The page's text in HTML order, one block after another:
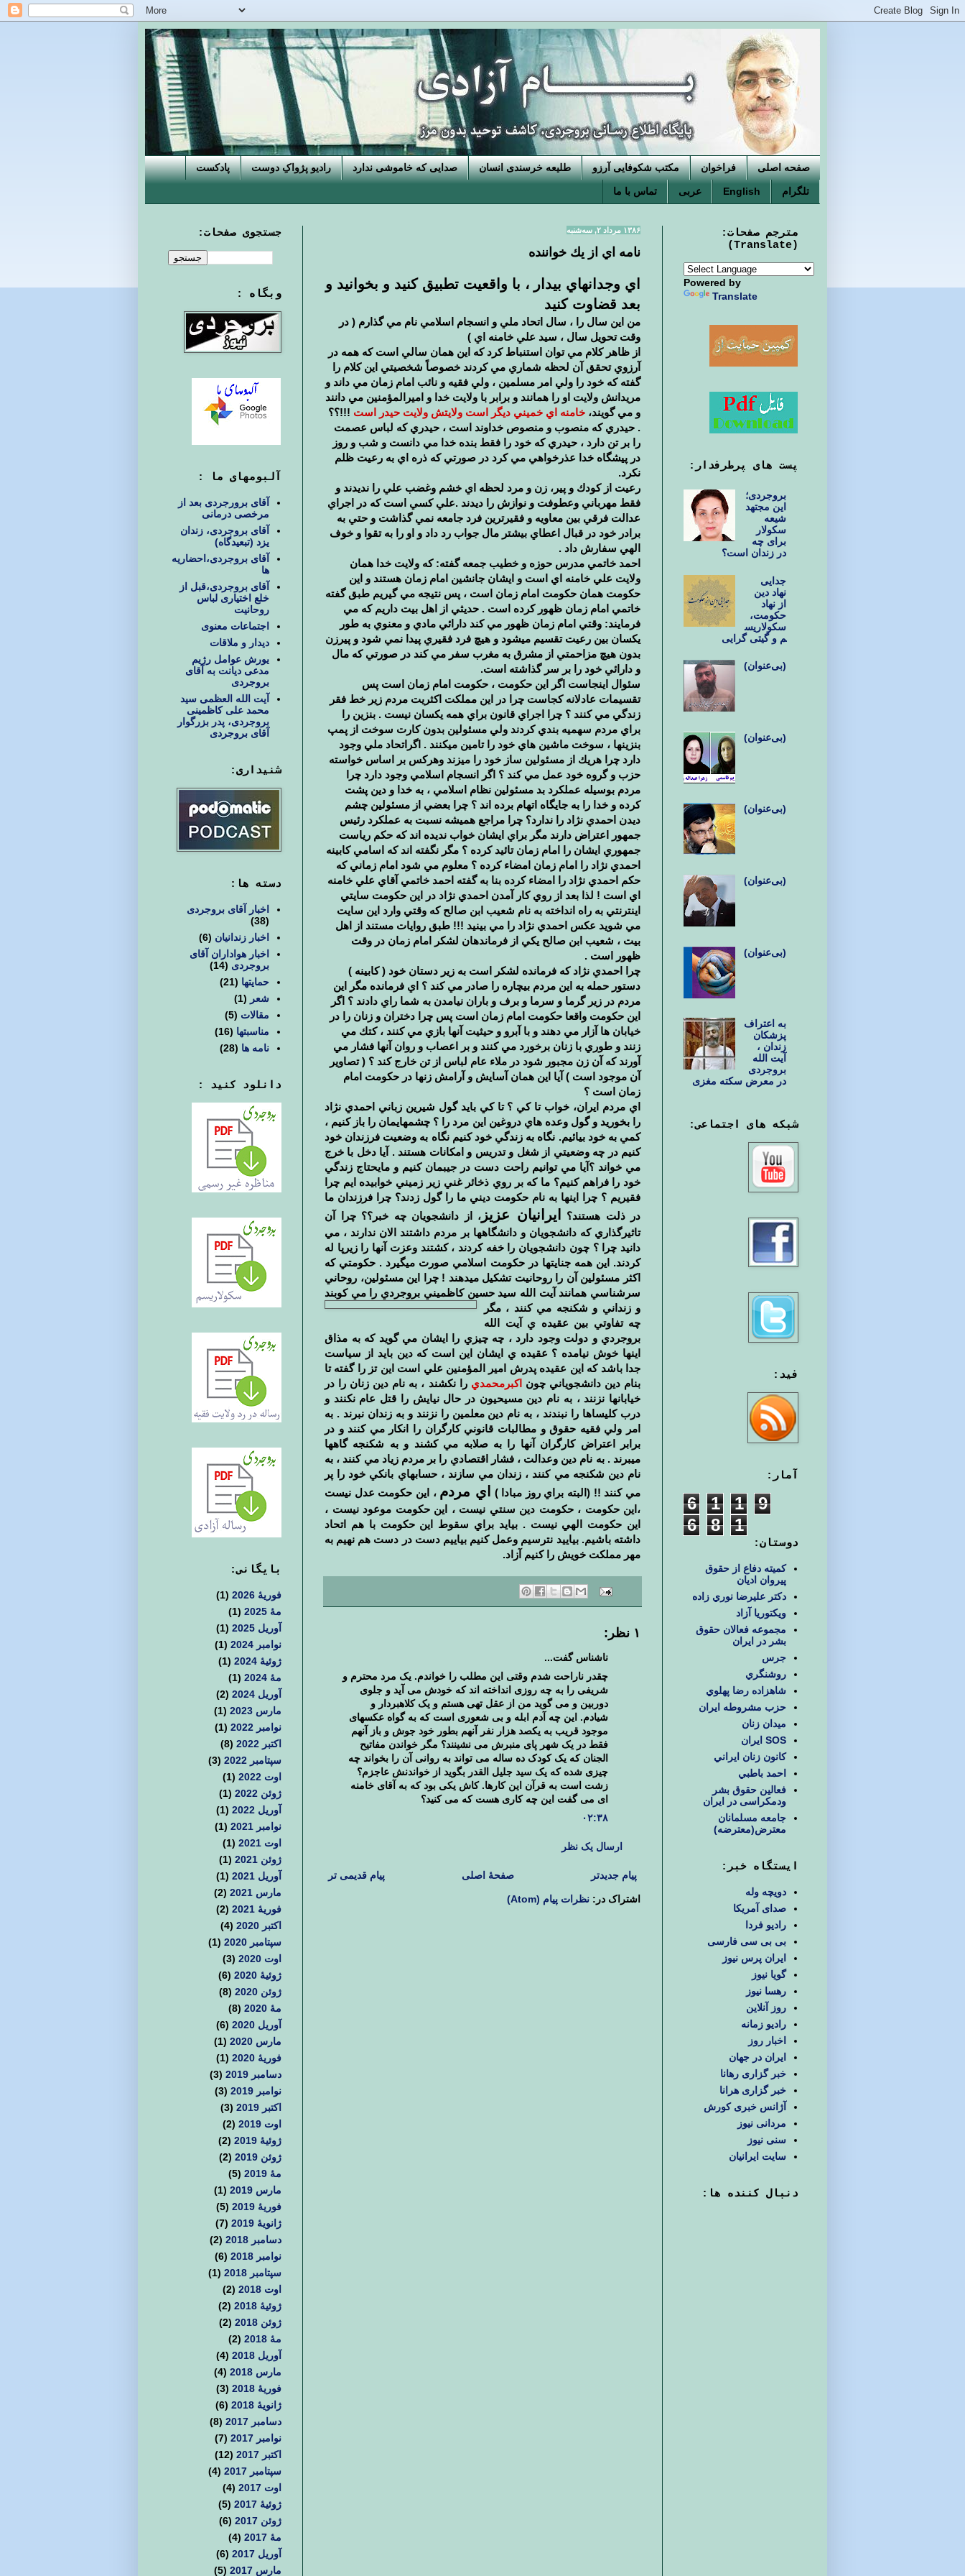
صفحه اصلی فراخوان مکتب شکوفایی آرزو طلیعه خرسندی انسان صدایی که خاموشی ندارد رادیو پژواکِ دوست پادکست
تلگرام English عربی تماس با ما
۱۳۸۶ مرداد ۲, سه‌شنبه
نامه اي از يك خواننده
اي وجدانهاي بيدار ، با واقعيت تطبيق كنيد و بخوانيد و
بعد قضاوت كنيد
من اين سال را ، سال اتحاد ملي و انسجام اسلامي نام مي گذارم ( در
وقت تحويل سال ، سيد علي خامنه اي )
از ظاهر كلام مي توان استنباط كرد كه اين همان سالي است كه همه در
آرزوي تحقق آن لحظه شماري مي كردند خصوصاً شخصيتي اين كلام را
گفته كه خود را ولي امر مسلمين ، ولي فقيه و نائب امام زمان مي داند و
مريدانش ولايت او را همانند و برابر با ولايت خدا و اميرالمؤمنين مي دانند
و مي گويند، خامنه اي خميني ديگر است ولايتش ولايت حيدر است !!!؟؟
. حيدري كه منصوب و منصوص خداوند است ، حيدري كه لباس عصمت
را بر تن دارد ، حيدري كه خود را فقط بنده خدا مي دانست و شب و روز
در پيشگاه خدا عذرخواهي مي كرد در صورتي كه ذره اي به رعيت ظلم
نكرد.
رعيت از كودك و پير، زن و مرد لحظه اي خشم وغضب علي را نديدند و
فقط مهرباني وعطوفت و نوازش را ديدند .علي كسي است كه در اجراي
عدالت فرقي بين معاويه و فقيرترين فرد جامعه نمي گذاشت و حتي به
برادر خود در قبال اعطاي بيشتر مال جواب رد داد و او را به تقوا و خوف
الهي سفارش داد .
احمد خاتمي مدرس حوزه و خطيب جمعه گفته: كه ولايت خدا همان
ولايت علي خامنه اي است و ايشان جانشين امام زمان هستند و اين
حكومت همان حكومت امام زمان است ، پس نتيجه مي گيريم طبق گفته
خاتمي امام زمان ظهور كرده است . حديثي از اهل بيت داريم كه مي
فرمايند: وقتي امام زمان ظهور مي كند دارائي مادي و معنوي به طور
يكسان بين رعيت تقسيم ميشود و هيچ فرد فقيري پيدا نمي شود و پيرزن
بدون هيچ مزاحمتي از مشرق به مغرب سفر مي كند در صورتي كه مال
و دارائي خود را بر سر گذاشته است.
سئوال اينجاست اگر اين حكومت ، حكومت امام زمان است پس
تقسيمات عادلانه كجاست چرا در اين مملكت اكثريت مردم زير خط فقر
زندگي مي كنند ؟ چرا اجراي قانون براي همه يكسان نيست . بنزين را
براي مردم سهميه بندي كردند ولي مسئولين بدون كارت سوخت از پمپ
بنزينها ، سوخت ماشين هاي خود را تامين ميكنند . اگراتحاد ملي وجود
دارد چرا هريك از مسئولين ساز خود را ميزند وهركس بر اساس خواسته
حزب و گروه خود عمل مي كند ؟ اگر انسجام اسلامي وجود دارد چرا
مردم بوسيله عملكرد بد مسئولين نظام اسلامي ،‌ به خدا و دين پشت
كرده و خدا را به جايگاه اتهام برده اند ؟ چرا بعضي از مسئولين چشم
ديدن احمدي نژاد را ندارد؟ چرا مراجع هميشه نسبت به عملكرد رئيس
جمهور اعتراض دارند مگر براي ايشان خواب نديده اند كه حكم رياست
جمهوري ايشان را امام زمان تائيد كرده ؟ مگر نگفته اند كه اسامي كابينه
احمدي نژاد را امام زمان امضاء كرده ؟ معلوم مي شود امام زماني كه
حكم احمدي نژاد را امضاء كرده بنا به گفته احمد خاتمي آقاي علي خامنه
اي است ! لذا بعد از روي كار آمدن احمدي نژاد در اين حكومت سايتي
اينترنتي به راه انداخته به نام شعيب ابن صالح كه وقتي وارد اين سايت
مي شويد عكس احمدي نژاد را مي بينيد !!! طبق روايات مستند از اهل
بيت ، شعيب ابن صالح يكي از فرماندهان لشكر امام زمان در وقت
ظهور است .
چرا احمدي نژاد كه فرمانده لشكر است به زير دستان خود ( كابينه )
دستور حمله به اين مردم بيچاره را صادر مي كند ؟ اي فرمانده مگر اين
مردم در زير گرما و سرما و برف و باران نيامدن به شما راي دادند ؟ اگر
اين حكومت واقعا حكومت امام زمان است پس چرا دختران و زنان را در
خيابان ها آزار مي دهند و با آبرو و حيثيت آنها بازي مي كنند ، كتك مي
زنند و طوري با زنان برخورد مي كنند و بر اعصاب و روان آنها فشار مي
آورند كه آن زن مجبور شود در ملاء عام لباس از تن خارج كند ؟ ( تصاوير
آن موجود است ) آيا اين همان آسايش و آرامش زنها در حكومت امام
زمان است ؟
اي مردم ايران، خواب تا كي ؟ تا كي بايد گول شيرين زباني احمدي نژاد
را بخوريد و گول وعده هاي دروغين اين مرد را ؟ چشمهايمان را باز كنيم ،
كمي به خود بيائيم. نگاه به زندگي خود كنيم نگاه به وضعيت فرزندان خود
كنيم در چه وضعيتي از شغل و تدريس و امكانات هستند . آيا دخل با خرج
مي خواند ؟آيا مي توانيم راحت دست در جيبمان كنيم و مايحتاج زندگي
خود را فراهم كنيم؟ ما كه بر روي ذخائر غني زير زميني خوابيده ايم چرا
فقيريم ؟ چرا اينها به نام حكومت ديني ما را گول زدند؟ چرا فرزندان ما
در ذلت هستند؟
ايرانيان عزيز ، از دانشجويان چه خبر؟؟ چرا آن
تاثيرگذاري كه دانشجويان و دانشگاهها بر مردم داشتند الان ندارند ، مي
دانيد چرا ؟ چون دانشجويان را خفه كردند ، كشتند وعزت آنها را زيرپا له
كردند. اين همه جنايتها در حكومت اسلامي صورت ميگيرد . حكومتي كه
اكثر مسئولين آن را روحانيت تشكيل ميدهند ! چرا اين مسئولين، روحاني
سرشناسي همانند آيت الله سيد حسين كاظميني بروجردي را مي كوبند
و زنداني و شكنجه مي كنند ، مگر
چه تفاوتي بين عقيده ي آيت الله
بروجردي و دولت وجود دارد ، چه چيزي را ايشان مي گويد كه به مذاق
اينها خوش نيامده ؟ عقيده ي ايشان اين است كه دين بايد از سياست
جدا باشد كه اين عقيده پدرش امير المؤمنين علي است اين تز را گفته تا
بنام دين دانشجوياني چون اكبرمحمدي را نكشند ، به نام دين زنان را در
خيابانها نزنند ، به نام دين مسيحيون در حال نيايش را قتل عام نكنند و
درب كليساها را نبندند ، به نام دين معلمين را نزنند و به زندان نبرند . به
امر ولي فقيه حقوق و مطالبات قانوني كارگران را انكار مي كنند و در
برابر اعتراض كارگران آنها را به صلابه مي كشند و به شكنجه گاهها
ميبرند . به نام دين وعدالت ، فشار اقتصادي را بر مردم زياد مي كنند ، به
نام دين شكنجه مي كنند ، زندان مي سازند ، حسابهاي بانكي خود را پر
مي كنند !! (البته براي روز مبادا )
اي مردم ، اين حكومت عدل نيست
،اين حكومت ، حكومت دين سنتي نيست ، اين حكومت موعود نيست ،
اين حكومت الهي نيست . بيايد براي سقوط اين حكومت با هم اتحاد
داشته باشيم. بيايید نترسيم وعمل كنيم بياييم دست در دست هم نهيم به
مهر مملكت خويش را كنيم آزاد.
۱ نظر:
ناشناس گفت...
چقدر ناراحت شدم وقتی این مطلب را خواندم. یک مرد محترم و
شریفی را به چه روزی انداخته اند که خودش می آید و جلوی
دوربین و می گوید من از عقل تهی هستم و یک کلاهبردار و
شیادم. این چه آدم ابله و بی شعوری است که به گواه عکسهای
موجود قریب به یکصد هزار نفر آنهم بطور خود جوش و باز آنهم
فقط در یک شهر پای منبرش می نشینند؟ مگر خواندن مفاتیح
الجنان که یک کودک ده ساله می تواند به روانی آن را بخواند چه
چیزی شده که یک سید جلیل القدر بگوید از خواندنش عاجزم؟
زشت است به قرآن این کارها. کاش یکی بود که به آقای خامنه
ای می گفت این چه کاری هست که می کنید؟
۰۲:۳۸
ارسال یک نظر
پیام جدیدتر پیام قدیمی تر صفحهٔ اصلی
اشتراک در: نظرات پیام (Atom)
جستجوی صفحات:
وبگاه :
آلبومهای ما :
آقای برورجردی بعد از
مرخصی درمانی
آقای بروجردی، زندان
یزد (تبعیدگاه)
آقای بروجردی،احضاریه
ها
آقای بروجردی،قبل از
خلع اختیاری لباس
روحانیت
اجتماعات معنوی
دیدار و ملاقات
یورش عوامل رژیم
مدعی دیانت به آقای
بروجردی
آیت الله العظمی سید
محمد علی کاظمینی
بروجردی، پدر بزرگوار
آقای بروجردی
شنیداری:
دسته ها:
اخبار آقای بروجردی
(38)
اخبار زندانیان (6)
اخبار هواداران آقای
بروجردی (14)
حمایتها (21)
شعر (1)
مقالات (5)
مناسبتها (16)
نامه ها (28)
دانلود کنید :
بايگانی:
فوریهٔ 2026
(1)
مهٔ 2025
(1)
آوریل 2025
(1)
نوامبر 2024
(1)
ژوئیهٔ 2024
(1)
مهٔ 2024
(1)
آوریل 2024
(2)
مارس 2023
(1)
نوامبر 2022
(1)
اکتبر 2022
(8)
سپتامبر 2022
(3)
اوت 2022
(1)
ژوئن 2022
(1)
آوریل 2022
(1)
نوامبر 2021
(1)
اوت 2021
(1)
ژوئن 2021
(1)
آوریل 2021
(1)
مارس 2021
(2)
فوریهٔ 2021
(2)
اکتبر 2020
(4)
سپتامبر 2020
(1)
اوت 2020
(3)
ژوئیهٔ 2020
(6)
ژوئن 2020
(8)
مهٔ 2020
(8)
آوریل 2020
(6)
مارس 2020
(1)
فوریهٔ 2020
(1)
دسامبر 2019
(3)
نوامبر 2019
(3)
اکتبر 2019
(3)
اوت 2019
(2)
ژوئیهٔ 2019
(2)
ژوئن 2019
(2)
مهٔ 2019
(5)
مارس 2019
(1)
فوریهٔ 2019
(5)
ژانویهٔ 2019
(7)
دسامبر 2018
(2)
نوامبر 2018
(6)
سپتامبر 2018
(1)
اوت 2018
(2)
ژوئیهٔ 2018
(2)
ژوئن 2018
(2)
مهٔ 2018
(2)
آوریل 2018
(4)
مارس 2018
(4)
فوریهٔ 2018
(3)
ژانویهٔ 2018
(6)
دسامبر 2017
(8)
نوامبر 2017
(7)
اکتبر 2017
(12)
سپتامبر 2017
(4)
اوت 2017
(4)
ژوئیهٔ 2017
(5)
ژوئن 2017
(6)
مهٔ 2017
(4)
آوریل 2017
(6)
مارس 2017
(5)
مترجم صفحات:
(Translate)
Powered by
Translate
پست های پرطرفدار:
بروجردی؛
این مجتهد
شیعه
سکولار
برای چه
در زندان است؟
جدایی
نهاد دین
از نهاد
حکومت،
سکولاریس
م و گیتی گرایی
(بی‌عنوان)
(بی‌عنوان)
(بی‌عنوان)
(بی‌عنوان)
(بی‌عنوان)
به اعتراف
پزشکان
زندان ،
آیت الله
بروجردی
در معرض سکته مغزی
شبکه های اجتماعی:
فید:
آمار:
6 1 1
9
6
8 1
دوستان:
کمیته دفاع از حقوق
پیروان ادیان
دكتر عليرضا نوري زاده
ويكتوريا آزاد
مجموعه فعالان حقوق
بشر در ایران
جرس
روشنگري
شاهزاده رضا پهلوي
حزب مشروطه ايران
ميدان زنان
SOS ایران
كانون زنان ايراني
احمد باطبي
فعالین حقوق بشر
ودمکراسی در ایران
جامعه مسلمانان
معترض(معترضه)
ایستگاه خبر:
دویچه وله
صدای آمریکا
رادیو فردا
بی بی سی فارسی
ایران پرس نیوز
گویا نیوز
رهسا نیوز
روز آنلاین
رادیو زمانه
اخبار روز
ایران در جهان
خبر گزاری رهانا
خبر گزاری هرانا
آژانس خبری کورش
مردانی نیوز
سنی نیوز
سایت ایرانیان
دنبال كننده ها: